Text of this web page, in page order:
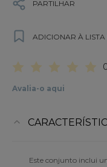
PARTILHAR
ADICIONAR À
Avalia-o aqui
Este conjunto inclui